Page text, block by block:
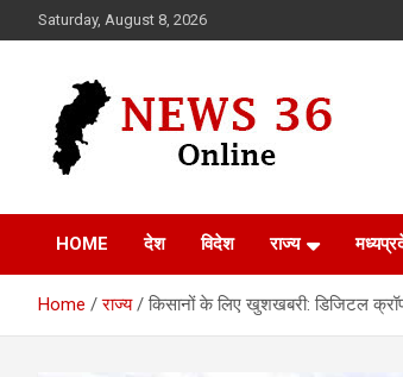
to
Saturday, August 8, 2026
News 36
HOME देश विदेश राज्य
Home राज्य किसानों के लिए खुशखबरी: डिजिटल